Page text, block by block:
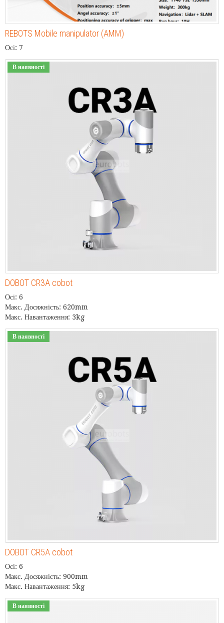
REBOTS Mobile manipulator (AMM)
Осі: 7
В наявності
DOBOT CR3A cobot
Осі: 6
Макс. Досяжність: 620mm
Макс. Навантаження: 3kg
В наявності
DOBOT CR5A cobot
Осі: 6
Макс. Досяжність: 900mm
Макс. Навантаження: 5kg
В наявності